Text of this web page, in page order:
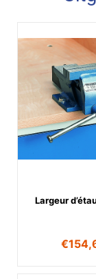
Largeur
€